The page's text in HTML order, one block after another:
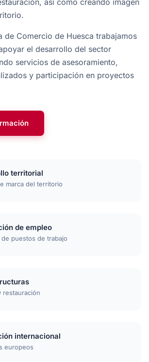
así como creando imagen
de Comercio de Huesca trabajamos
el desarrollo del sector
servicios de asesoramiento,
y participación en proyectos
territorial
marca del territorio
de empleo
puestos de trabajo
restauración
internacional
europeos